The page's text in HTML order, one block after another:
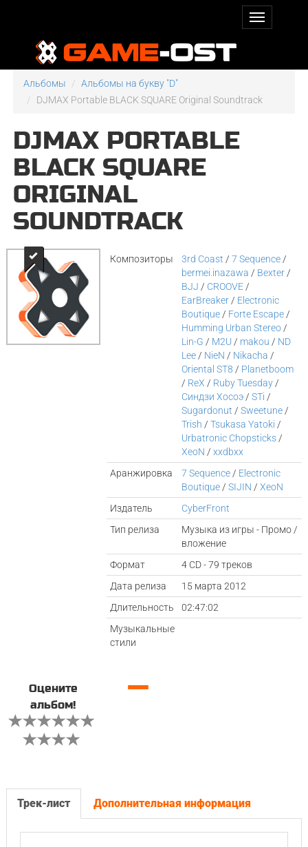
Альбомы
Альбомы на букву "D"
DJMAX Portable BLACK SQUARE Original Soundtrack
DJMAX PORTABLE
BLACK SQUARE
ORIGINAL
SOUNDTRACK
Композиторы 3rd Coast /7 Sequence /
bermei.inazawa / Bexter /
BJJ / CROOVE /
EarBreaker / Electronic
Boutique / Forte Escape /
Humming Urban Stereo /
Lin-G / M2U / makou / ND
Lee / NieN / Nikacha /
Oriental ST8 / Planetboom
/ ReX / Ruby Tuesday /
Синдзи Хосоэ /STi /
Sugardonut /Sweetune /
Trish /Tsukasa Yatoki /
Urbatronic Chopsticks /
XeoN /xxdbxx
Аранжировка
7 Sequence / Electronic
Boutique /SIJIN /XeoN
Издатель
CyberFront
Тип релиза
Музыка из игры - Промо /
вложение
Формат
4 CD - 79 треков
Дата релиза
15 марта 2012
Длительность
02:47:02
Музыкальные
стили
Оцените
альбом!
—
Трек-лист Дополнительная информация